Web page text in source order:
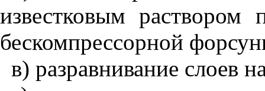
известковым
бескомпрессорной
в) разравнивание слоев